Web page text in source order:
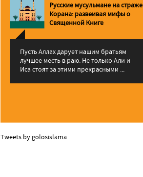
Русские мусульмане на страже
Корана: pазвеивая мифы о
Священной Книге
Пусть Аллах дарует нашим братьям
лучшее месть в раю. Не только Али и
Иса стоят за этими прекрасными ...
Tweets by golosislama